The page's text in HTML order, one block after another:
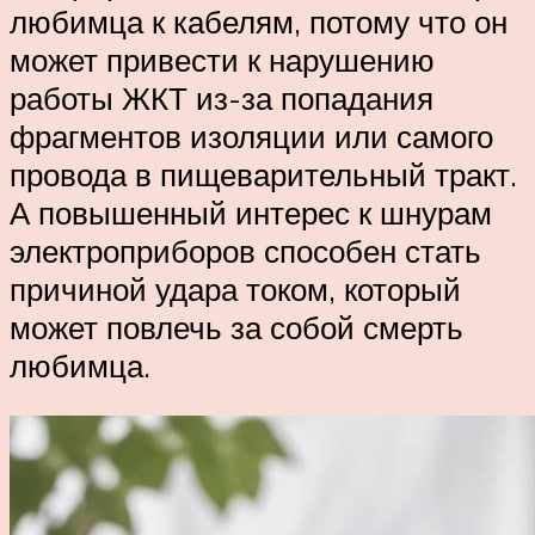
любимца к кабелям, потому что он
может привести к нарушению
работы ЖКТ из-за попадания
фрагментов изоляции или самого
провода в пищеварительный тракт.
А повышенный интерес к шнурам
электроприборов способен стать
причиной удара током, который
может повлечь за собой смерть
любимца.